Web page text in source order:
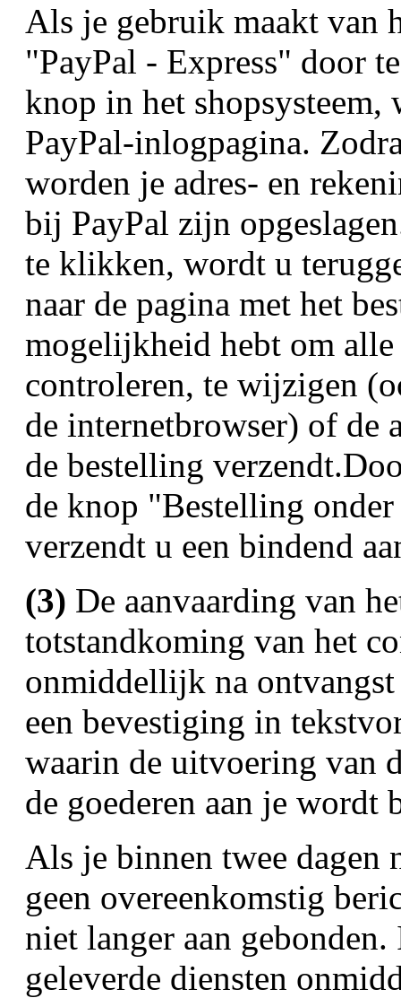
Als je gebruik maakt van
"PayPal - Express" door
knop in het shopsysteem,
PayPal-inlogpagina.
worden je adres- en
bij PayPal zijn
te klikken, wordt u
naar de pagina met het
mogelijkheid hebt om alle
controleren, te wijzigen
de internetbrowser) of de
de bestelling
de knop "Bestelling
verzendt u een bindend
(3) De aanvaarding van
totstandkoming van het
onmiddellijk na
een bevestiging in
waarin de uitvoering van
de goederen aan je wordt
Als je binnen twee dagen
geen overeenkomstig
niet langer aan
geleverde diensten